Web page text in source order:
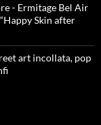
- Ermitage Bel Air
Skin after
art incollata, pop